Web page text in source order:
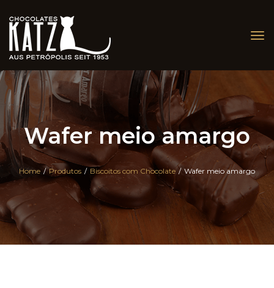
Wafer meio amargo
Home / Produtos / Biscoitos com Chocolate / Wafer meio amargo